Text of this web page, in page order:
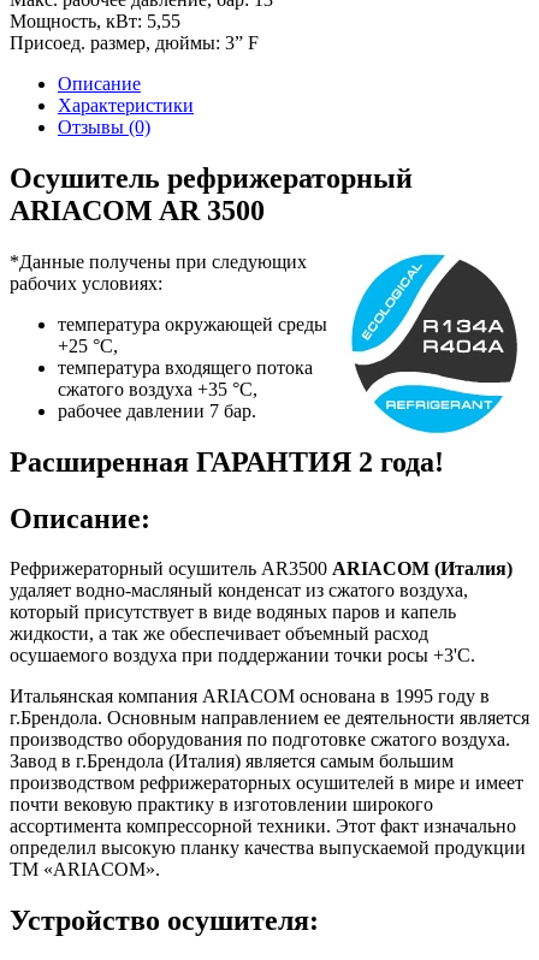
Мощность, кВт: 5,55
Присоед. размер, дюймы: 3” F
Описание
Характеристики
Отзывы (0)
Осушитель рефрижераторный
ARIACOM AR 3500
*Данные получены при следующих
рабочих условиях:
температура окружающей среды
+25 °C,
температура входящего потока
сжатого воздуха +35 °C,
рабочее давлении 7 бар.
Расширенная ГАРАНТИЯ 2 года!
Описание:
Рефрижераторный осушитель AR3500 ARIACOM (Италия)
удаляет водно-масляный конденсат из сжатого воздуха,
который присутствует в виде водяных паров и капель
жидкости, а так же обеспечивает объемный расход
осушаемого воздуха при поддержании точки росы +3'С.
Итальянская компания ARIACOM основана в 1995 году в
г.Брендола. Основным направлением ее деятельности является
производство оборудования по подготовке сжатого воздуха.
Завод в г.Брендола (Италия) является самым большим
производством рефрижераторных осушителей в мире и имеет
почти вековую практику в изготовлении широкого
ассортимента компрессорной техники. Этот факт изначально
определил высокую планку качества выпускаемой продукции
ТМ «ARIACOM».
Устройство осушителя: